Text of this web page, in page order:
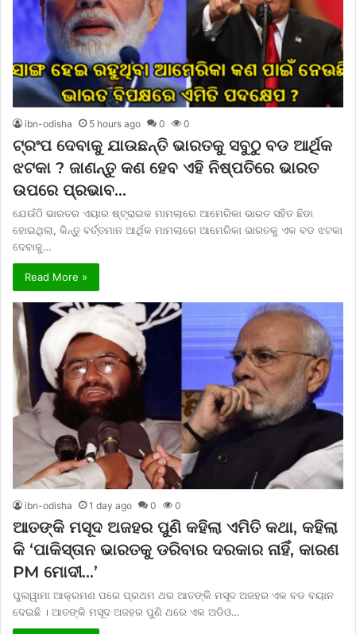
ibn-odisha 5 hours ago 0 0
ଟ୍ରଂପ ଦେବାକୁ ଯାଉଛନ୍ତି ଭାରତକୁ ସବୁଠୁ ବଡ ଆର୍ଥିକ
ଝଟକା ? ଜାଣନ୍ତୁ କଣ ହେବ ଏହି ନିଷ୍ପତିରେ ଭାରତ
ଉପରେ ପ୍ରଭାବ…
ଯେଉଁଠି ଭାରତର ଏୟାର ଷ୍ଟ୍ରାଇକ ମାମଲାରେ ଆମେରିକା ଭାରତ ସହିତ ଛିଡା
ହୋଇଥିଲା, କିନ୍ତୁ ବର୍ତ୍ତମାନ ଆର୍ଥିକ ମାମଲାରେ ଆମେରିକା ଭାରତକୁ ଏକ ବଡ ଝଟକା
ଦେବାକୁ…
Read More »
ibn-odisha 1 day ago 0 0
ଆତଙ୍କି ମସୂଦ ଅଜହର ପୁଣି କହିଲା ଏମିତି କଥା, କହିଲା
କି ‘ପାକିସ୍ତାନ ଭାରତକୁ ଡରିବାର ଦରକାର ନାହିଁ, କାରଣ
PM ମୋଦୀ…’
ପୁଲୱାମା ଆକ୍ରମଣ ପରେ ପ୍ରଥମ ଥର ଆତଙ୍କି ମସୂଦ ଅଜହର ଏକ ବଡ ବୟାନ
ଦେଇଛି । ଆତଙ୍କି ମସୂଦ ଅଜହର ପୁଣି ଥରେ ଏକ ଅଡିଓ…